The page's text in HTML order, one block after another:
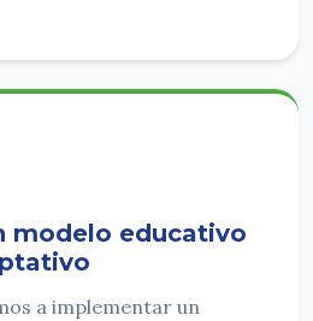
modelo educativo
a implementar un